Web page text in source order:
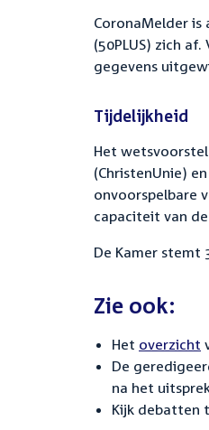
CoronaMelder
(50PLUS) zich
gegevens
Tijdelijkheid
Het
(ChristenUnie)
onvoorspelbare
capaciteit van de
De Kamer stemt
Zie ook:
Het overzicht
De
na het
Kijk debatten